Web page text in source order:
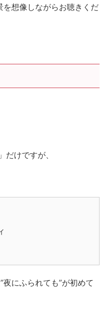
想像しながらお聴きくだ
けですが、
にふられても”が初めて